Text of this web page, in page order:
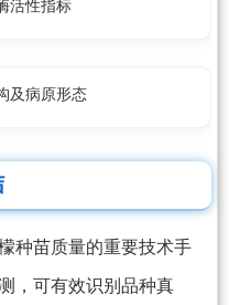
活性指标
及病原形态
种苗质量的重要技术手
，可有效识别品种真